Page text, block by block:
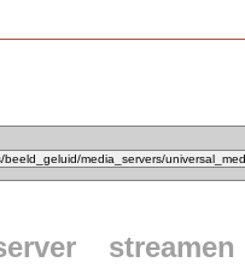
streamen